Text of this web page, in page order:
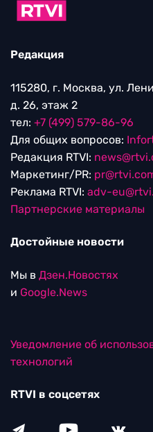
Редакция
115280, г. Москва, ул.
д. 26, этаж 2
тел: +7 (499) 579-86-96
Для общих вопросов:
Редакция RTVI:
Маркетинг/PR:
Реклама RTVI: adv-
Партнерские материалы
Достойные новости
Мы в Дзен.Новостях
и Google.News
Уведомление об
технологий
RTVI в соцсетях